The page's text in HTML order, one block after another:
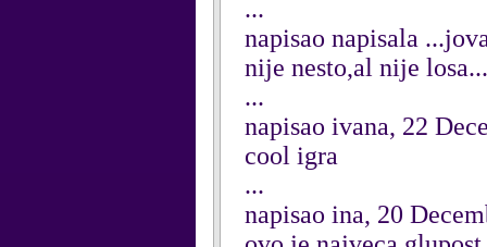
...
napisao napisala
nije nesto,al nije losa...
...
napisao ivana, 22
cool igra
...
napisao ina, 20